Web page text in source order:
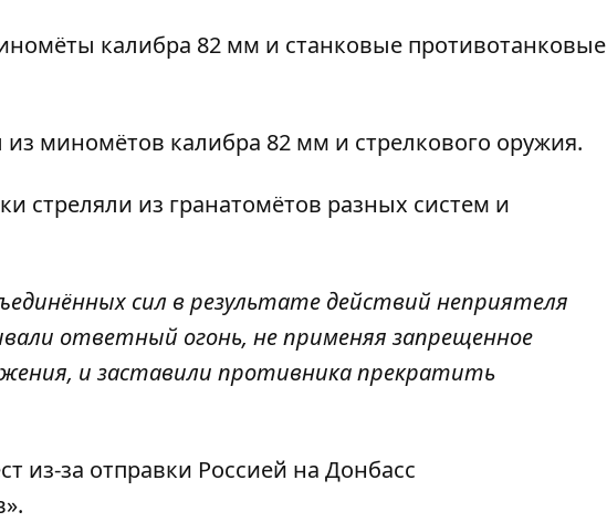
калибра 82 мм и станковые противотанковые
миномётов калибра 82 мм и стрелкового оружия.
стреляли из гранатомётов разных систем и
сил в результате действий неприятеля
ответный огонь, не применяя запрещенное
и заставили противника прекратить
из-за отправки Россией на Донбасс